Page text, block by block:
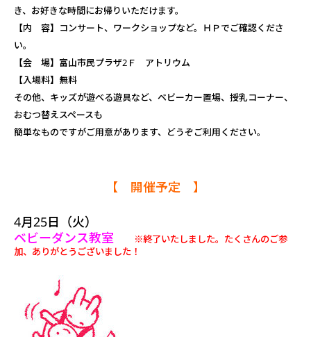
き、お好きな時間にお帰りいただけます。
【内 容】コンサート、 ワークショップなど。ＨＰでご確認くださ
い。
【会 場】富山市民プラザ2Ｆ アトリウム
【入場料】無料
その他、キッズが遊べる遊具など、ベビーカー置場、授乳コーナー、
おむつ替えスペースも
簡単なものですがご用意があります、どうぞご利用ください。
【 開催予定 】
4月25日（火）
ベビーダンス教室
※終了いたしました。たくさんのご参
加、ありがとうございました！